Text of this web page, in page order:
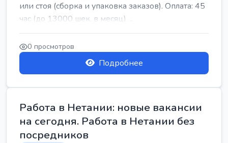
или стоя (сборка и упаковка заказов). Оплата: 45
час (до 13000 шек. в месяц) ...
0 просмотров
Подробнее
Работа в Нетании: новые вакансии
на сегодня. Работа в Нетании без
посредников